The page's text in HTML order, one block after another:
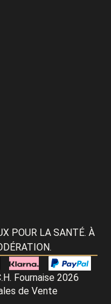
POUR LA SANTÉ. À
Fournaise 2026
de Vente